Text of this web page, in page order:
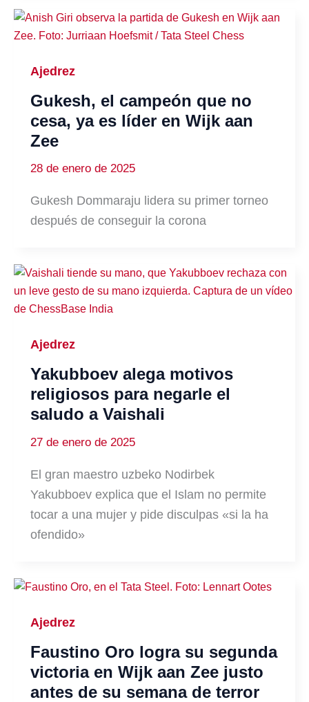
Ajedrez
Gukesh, el campeón que no
cesa, ya es líder en Wijk aan
Zee
28 de enero de 2025
Gukesh Dommaraju lidera su primer torneo
después de conseguir la corona
Ajedrez
Yakubboev alega motivos
religiosos para negarle el
saludo a Vaishali
27 de enero de 2025
El gran maestro uzbeko Nodirbek
Yakubboev explica que el Islam no permite
tocar a una mujer y pide disculpas «si la ha
ofendido»
Ajedrez
Faustino Oro logra su segunda
victoria en Wijk aan Zee justo
antes de su semana de terror